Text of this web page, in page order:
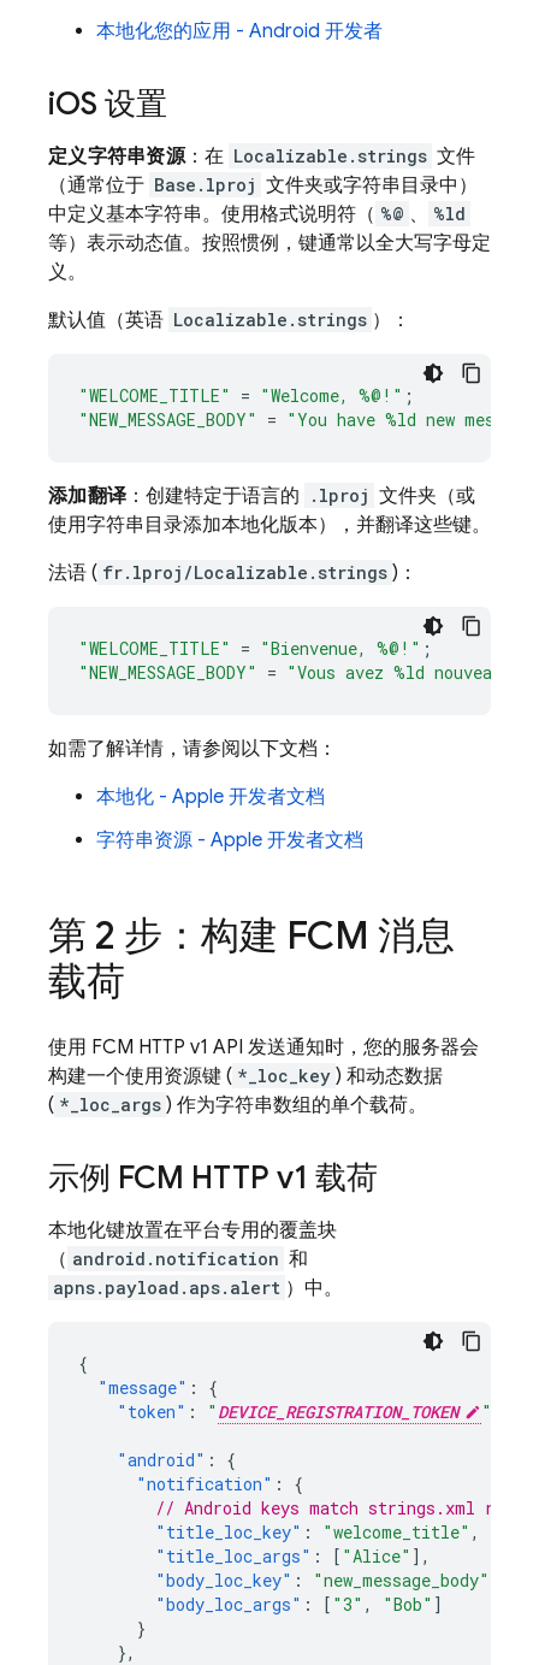
本地化您的应用 - Android 开发者
iOS 设置
定义字符串资源：在 Localizable.strings 文件
（通常位于 Base.lproj 文件夹或字符串目录中）
中定义基本字符串。使用格式说明符（ %@ 、 %ld
等）表示动态值。按照惯例，键通常以全大写字母定
义。
默认值（英语 Localizable.strings ）：
"WELCOME_TITLE" = "Welcome, %@!" ;
"NEW_MESSAGE_BODY"
= "You have %ld new
添加翻译 ：创建特定于语言的 .lproj 文件夹（或
使用字符串目录添加本地化版本），并翻译这些键。
法语 ( fr.lproj/Localizable.strings )：
"WELCOME_TITLE" = "Bienvenue, %@!" ;
"NEW_MESSAGE_BODY"
= "Vous avez %ld
如需了解详情，请参阅以下文档：
本地化 - Apple 开发者文档
字符串资源 - Apple 开发者文档
第 2 步：构建 FCM 消息
载荷
使用 FCM HTTP v1 API 发送通知时，您的服务器会
构建一个使用资源键 ( *_loc_key ) 和动态数据
( *_loc_args ) 作为字符串数组的单个载荷。
示例 FCM HTTP v1 载荷
本地化键放置在平台专用的覆盖块
（ android.notification 和
apns.payload.aps.alert ）中。
{
"message" :
{
"token" : " DEVICE_REGISTRATION_TOKEN "
"android" :
{
"notification" :
{
// Android keys match strings.xml
"title_loc_key" : "welcome_title" ,
"title_loc_args" : [ "Alice" ],
"body_loc_key" : "new_message_body"
"body_loc_args" : [ "3" , "Bob" ]
}
},